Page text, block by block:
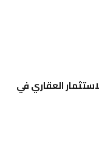
العقاري في